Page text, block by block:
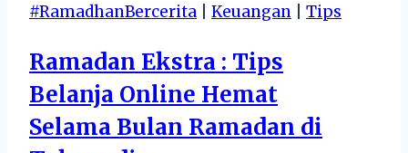
Dibanding
#RamadhanBercerita Keuangan Tips
Ramadan Ekstra : Tips
Belanja Online Hemat
Selama Bulan Ramadan di